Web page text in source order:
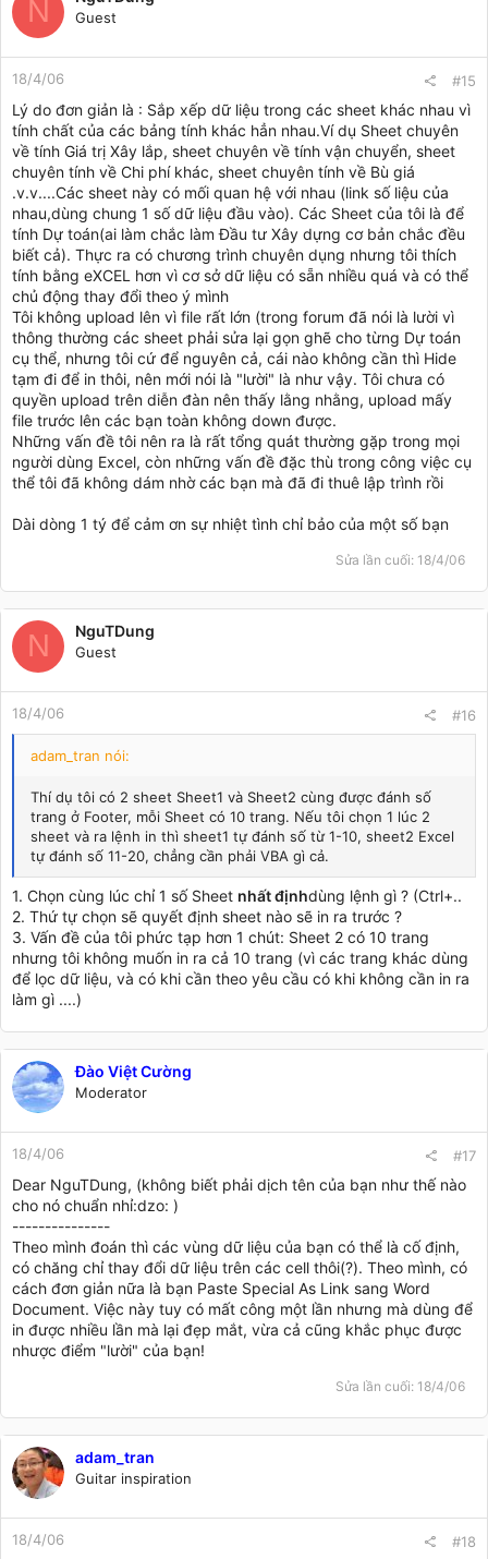
N Guest
18/4/06 #15
Lý do đơn giản là : Sắp xếp dữ liệu trong các sheet khác nhau vì
tính chất của các bảng tính khác hẳn nhau.Ví dụ Sheet chuyên
về tính Giá trị Xây lắp, sheet chuyên về tính vận chuyển, sheet
chuyên tính về Chi phí khác, sheet chuyên tính về Bù giá
.v.v....Các sheet này có mối quan hệ với nhau (link số liệu của
nhau,dùng chung 1 số dữ liệu đầu vào). Các Sheet của tôi là để
tính Dự toán(ai làm chắc làm Đầu tư Xây dựng cơ bản chắc đều
biết cả). Thực ra có chương trình chuyên dụng nhưng tôi thích
tính bằng eXCEL hơn vì cơ sở dữ liệu có sẵn nhiều quá và có thể
chủ động thay đổi theo ý mình
Tôi không upload lên vì file rất lớn (trong forum đã nói là lười vì
thông thường các sheet phải sửa lại gọn ghẽ cho từng Dự toán
cụ thể, nhưng tôi cứ để nguyên cả, cái nào không cần thì Hide
tạm đi để in thôi, nên mới nói là "lười" là như vậy. Tôi chưa có
quyền upload trên diễn đàn nên thấy lằng nhằng, upload mấy
file trước lên các bạn toàn không down được.
Những vấn đề tôi nên ra là rất tổng quát thường gặp trong mọi
người dùng Excel, còn những vấn đề đặc thù trong công việc cụ
thể tôi đã không dám nhờ các bạn mà đã đi thuê lập trình rồi
Dài dòng 1 tý để cảm ơn sự nhiệt tình chỉ bảo của một số bạn
Sửa lần cuối: 18/4/06
N NguTDung
Guest
18/4/06 #16
adam_tran nói:
Thí dụ tôi có 2 sheet Sheet1 và Sheet2 cùng được đánh số
trang ở Footer, mỗi Sheet có 10 trang. Nếu tôi chọn 1 lúc 2
sheet và ra lệnh in thì sheet1 tự đánh số từ 1-10, sheet2 Excel
tự đánh số 11-20, chẳng cần phải VBA gì cả.
1. Chọn cùng lúc chỉ 1 số Sheet nhất địnhdùng lệnh gì ? (Ctrl+..
2. Thứ tự chọn sẽ quyết định sheet nào sẽ in ra trước ?
3. Vấn đề của tôi phức tạp hơn 1 chút: Sheet 2 có 10 trang
nhưng tôi không muốn in ra cả 10 trang (vì các trang khác dùng
để lọc dữ liệu, và có khi cần theo yêu cầu có khi không cần in ra
làm gì ....)
Đào Việt Cường
Moderator
18/4/06 #17
Dear NguTDung, (không biết phải dịch tên của bạn như thế nào
cho nó chuẩn nhỉ:dzo: )
---------------
Theo mình đoán thì các vùng dữ liệu của bạn có thể là cố định,
có chăng chỉ thay đổi dữ liệu trên các cell thôi(?). Theo mình, có
cách đơn giản nữa là bạn Paste Special As Link sang Word
Document. Việc này tuy có mất công một lần nhưng mà dùng để
in được nhiều lần mà lại đẹp mắt, vừa cả cũng khắc phục được
nhược điểm "lười" của bạn!
Sửa lần cuối: 18/4/06
adam_tran
Guitar inspiration
18/4/06 #18